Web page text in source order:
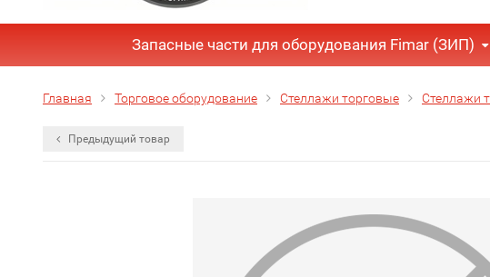
Запасные части для оборудования Fimar (ЗИП)
Главная Торговое оборудование Стеллажи торговые Стеллажи
Предыдущий товар